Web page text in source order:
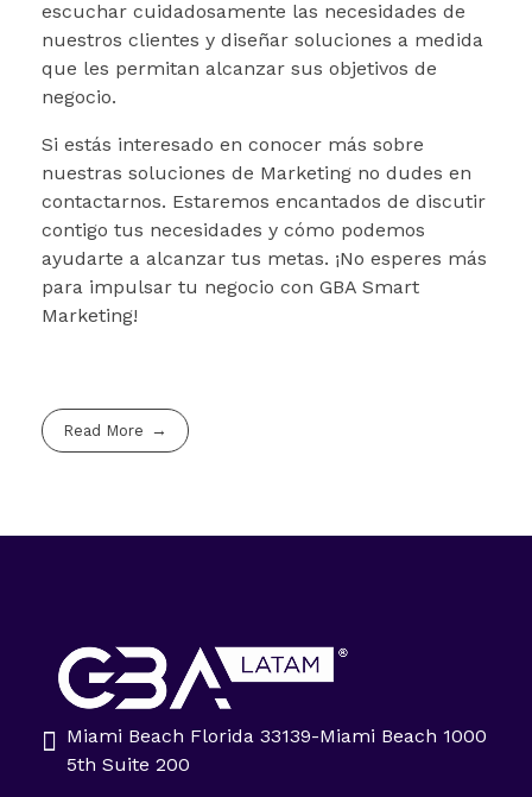
escuchar cuidadosamente las necesidades de
nuestros clientes y diseñar soluciones a medida
que les permitan alcanzar sus objetivos de
negocio.
Si estás interesado en conocer más sobre
nuestras soluciones de Marketing no dudes en
contactarnos. Estaremos encantados de discutir
contigo tus necesidades y cómo podemos
ayudarte a alcanzar tus metas. ¡No esperes más
para impulsar tu negocio con GBA Smart
Marketing!
Read More
Miami Beach Florida 33139-Miami Beach 1000
5th Suite 200